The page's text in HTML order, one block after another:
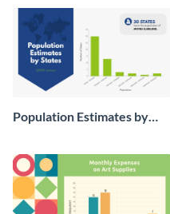
Histogram
Population Estimates by